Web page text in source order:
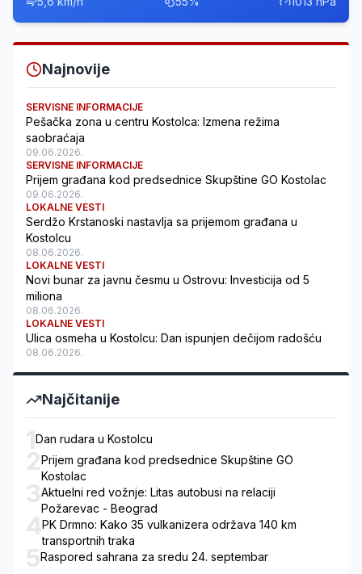
Najnovije
SERVISNE INFORMACIJE
Pešačka zona u centru Kostolca: Izmena režima
saobraćaja
09.06.2026.
SERVISNE INFORMACIJE
Prijem građana kod predsednice Skupštine GO Kostolac
09.06.2026.
LOKALNE VESTI
Serdžo Krstanoski nastavlja sa prijemom građana u
Kostolcu
08.06.2026.
LOKALNE VESTI
Novi bunar za javnu česmu u Ostrovu: Investicija od 5
miliona
08.06.2026.
LOKALNE VESTI
Ulica osmeha u Kostolcu: Dan ispunjen dečijom radošću
08.06.2026.
Najčitanije
1Dan rudara u Kostolcu
2Prijem građana kod predsednice Skupštine GO
Kostolac
3Aktuelni red vožnje: Litas autobusi na relaciji
Požarevac - Beograd
4PK Drmno: Kako 35 vulkanizera održava 140 km
transportnih traka
5Raspored sahrana za sredu 24. septembar